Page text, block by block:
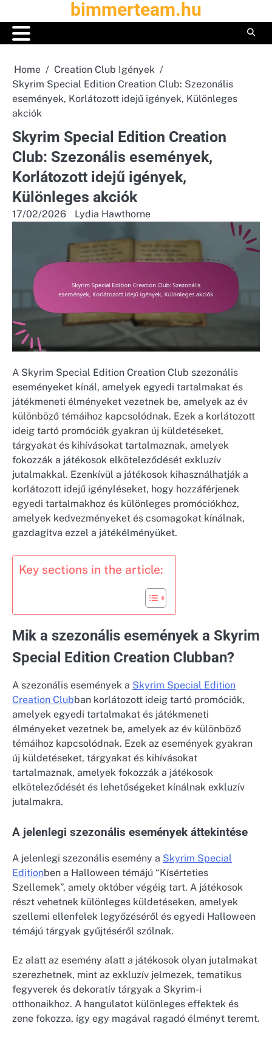
to
content
bimmerteam.hu
Home
Creation Club Igények
Skyrim Special Edition Creation Club: Szezonális
események, Korlátozott idejű igények, Különleges
akciók
Skyrim Special Edition Creation
Club: Szezonális események,
Korlátozott idejű igények,
Különleges akciók
17/02/2026 Lydia Hawthorne
A Skyrim Special Edition Creation Club szezonális
eseményeket kínál, amelyek egyedi tartalmakat és
játékmeneti élményeket vezetnek be, amelyek az év
különböző témáihoz kapcsolódnak. Ezek a korlátozott
ideig tartó promóciók gyakran új küldetéseket,
tárgyakat és kihívásokat tartalmaznak, amelyek
fokozzák a játékosok elköteleződését exkluzív
jutalmakkal. Ezenkívül a játékosok kihasználhatják a
korlátozott idejű igényléseket, hogy hozzáférjenek
egyedi tartalmakhoz és különleges promóciókhoz,
amelyek kedvezményeket és csomagokat kínálnak,
gazdagítva ezzel a játékélményüket.
Key sections in the article:
Mik a szezonális események a Skyrim
Special Edition Creation Clubban?
A szezonális események a Skyrim Special Edition
Creation Clubban korlátozott ideig tartó promóciók,
amelyek egyedi tartalmakat és játékmeneti
élményeket vezetnek be, amelyek az év különböző
témáihoz kapcsolódnak. Ezek az események gyakran
új küldetéseket, tárgyakat és kihívásokat
tartalmaznak, amelyek fokozzák a játékosok
elköteleződését és lehetőségeket kínálnak exkluzív
jutalmakra.
A jelenlegi szezonális események áttekintése
A jelenlegi szezonális esemény a Skyrim Special
Editionben a Halloween témájú “Kísérteties
Szellemek”, amely október végéig tart. A játékosok
részt vehetnek különleges küldetéseken, amelyek
szellemi ellenfelek legyőzéséről és egyedi Halloween
témájú tárgyak gyűjtéséről szólnak.
Ez alatt az esemény alatt a játékosok olyan jutalmakat
szerezhetnek, mint az exkluzív jelmezek, tematikus
fegyverek és dekoratív tárgyak a Skyrim-i
otthonaikhoz. A hangulatot különleges effektek és
zene fokozza, így egy magával ragadó élményt teremt.